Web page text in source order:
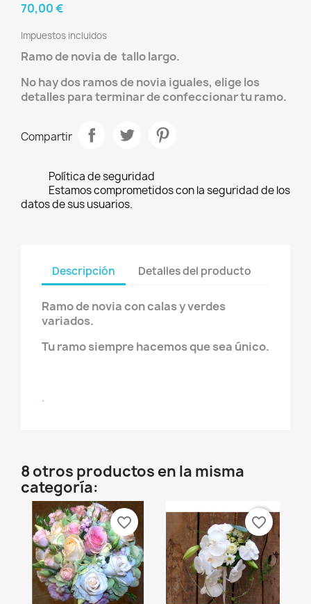
70,00 €
Impuestos incluidos
Ramo de novia de tallo largo.
No hay dos ramos de novia iguales, elige los
detalles para terminar de confeccionar tu ramo.
Compartir
Política de seguridad
Estamos comprometidos con la seguridad de los
datos de sus usuarios.
Descripción Detalles del producto
Ramo de novia con calas y verdes
variados.
Tu ramo siempre hacemos que sea único.
.
8 otros productos en la misma
categoría:
favorite_border favorite_border